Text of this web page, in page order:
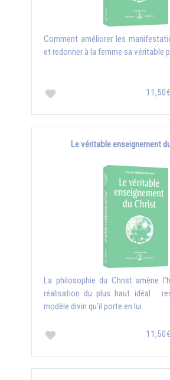
Comment améliorer les
et redonner à la femme sa véritable
11,50€
Le véritable enseignement
La philosophie du Christ amène
réalisation du plus haut idéal :
modèle divin qu’il porte en lui.
11,50€